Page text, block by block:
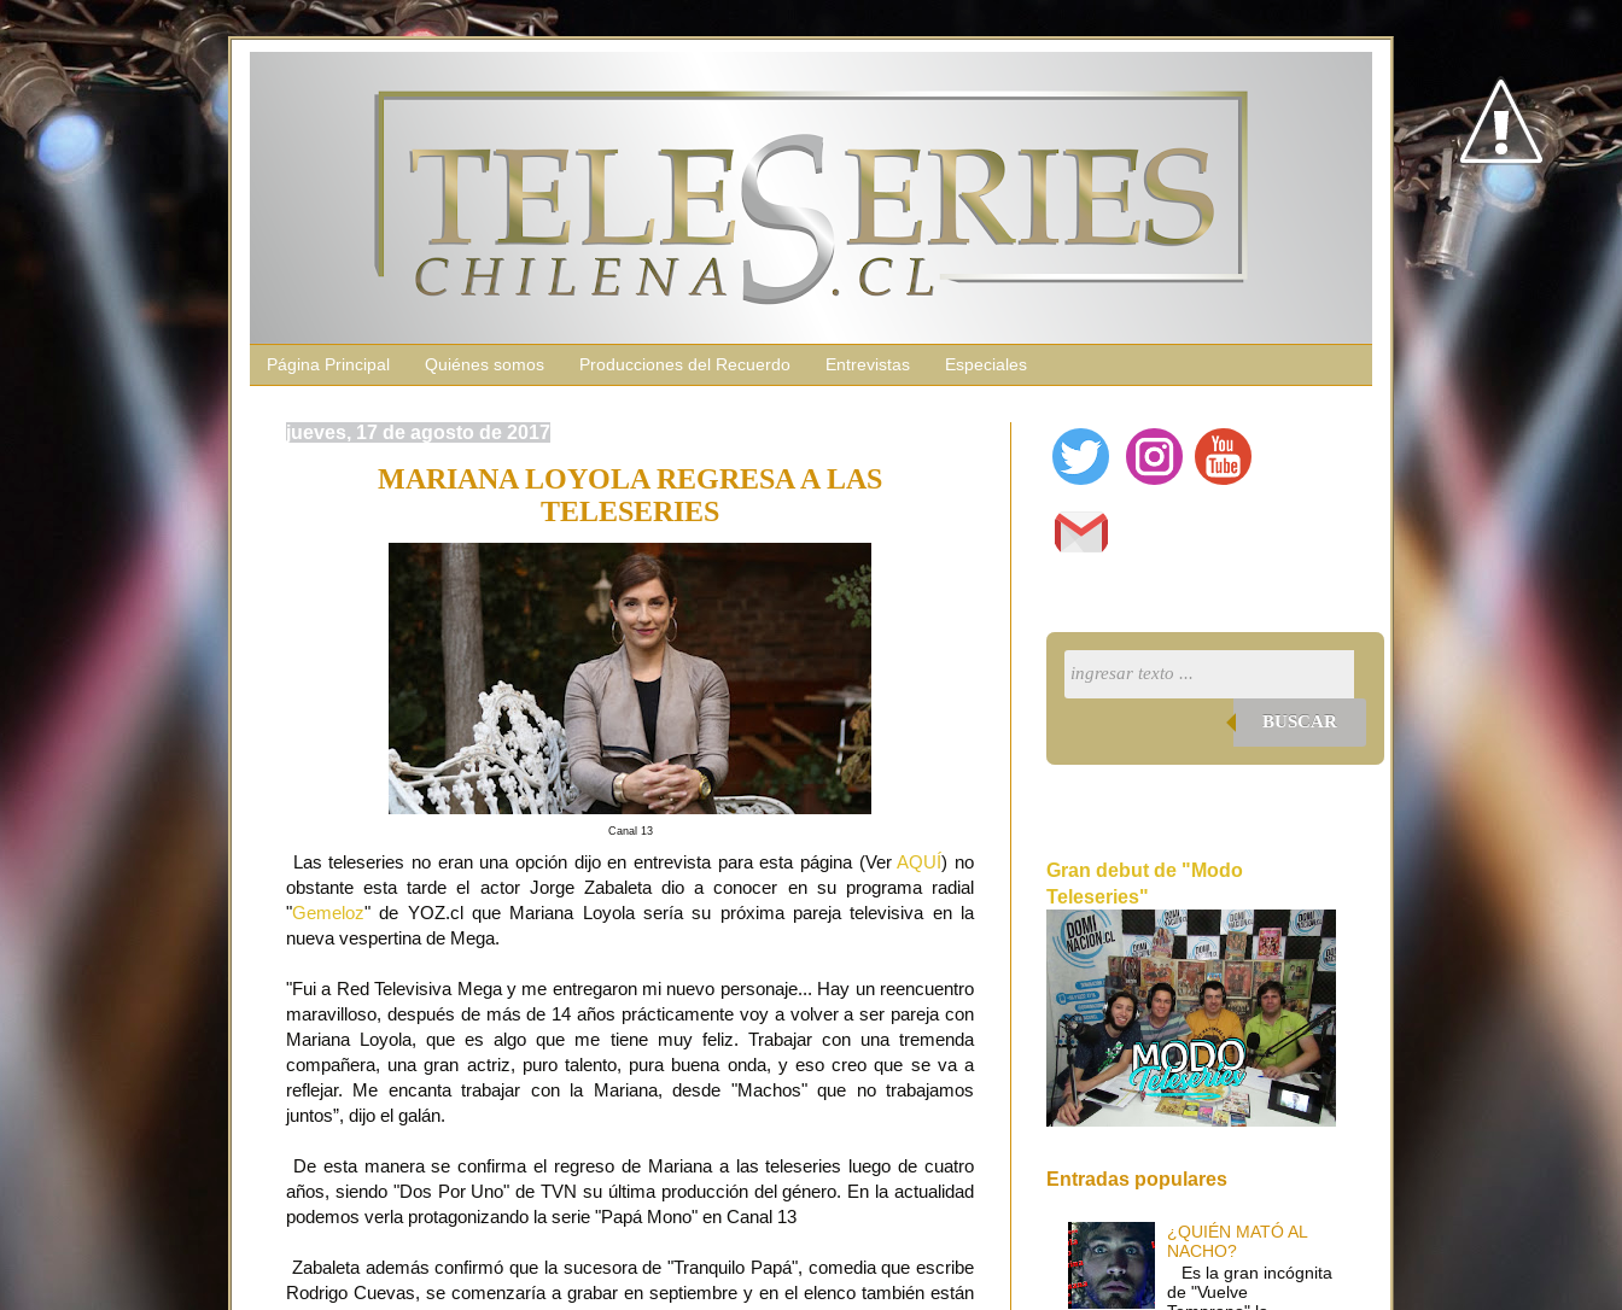
Página Principal Quiénes somos Producciones del Recuerdo Entrevistas Especiales
jueves, 17 de agosto de 2017
MARIANA LOYOLA REGRESA A LAS
TELESERIES
Canal 13
Las teleseries no eran una opción dijo en entrevista para esta página (VerAQUÍ) no
obstante esta tarde el actor Jorge Zabaleta dio a conocer en su programa radial
"Gemeloz" de YOZ.cl que Mariana Loyola sería su próxima pareja televisiva en la
nueva vespertina de Mega.
"Fui a Red Televisiva Mega y me entregaron mi nuevo personaje... Hay un reencuentro
maravilloso, después de más de 14 años prácticamente voy a volver a ser pareja con
Mariana Loyola, que es algo que me tiene muy feliz. Trabajar con una tremenda
compañera, una gran actriz, puro talento, pura buena onda, y eso creo que se va a
reflejar. Me encanta trabajar con la Mariana, desde "Machos" que no trabajamos
juntos”, dijo el galán.
De esta manera se confirma el regreso de Mariana a las teleseries luego de cuatro
años, siendo "Dos Por Uno" de TVN su última producción del género. En la actualidad
podemos verla protagonizando la serie "Papá Mono" en Canal 13
Zabaleta además confirmó que la sucesora de "Tranquilo Papá", comedia que escribe
Rodrigo Cuevas, se comenzaría a grabar en septiembre y en el elenco también están
BUSCAR
Gran debut de "Modo
Teleseries"
Entradas populares
¿QUIÉN MATÓ AL
NACHO?
Es la gran incógnita
de "Vuelve